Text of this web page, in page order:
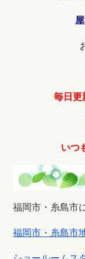
毎日更
いつ
福岡市・糸島市
福岡市・糸島市